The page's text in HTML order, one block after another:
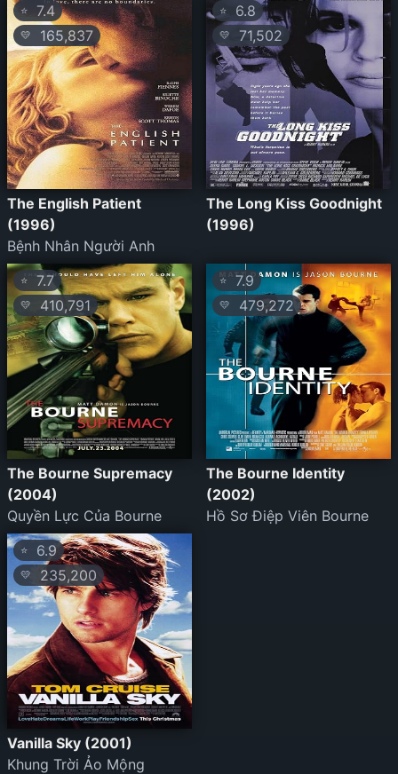
⭐ 7.4
💛 165,837
The English Patient
(1996)
Bệnh Nhân Người Anh
⭐ 6.8
💛 71,502
The Long Kiss Goodnight
(1996)
⭐ 7.7
💛 410,791
The Bourne Supremacy
(2004)
Quyền Lực Của Bourne
⭐ 7.9
💛 479,272
The Bourne Identity
(2002)
Hồ Sơ Điệp Viên Bourne
⭐ 6.9
💛 235,200
Vanilla Sky (2001)
Khung Trời Ảo Mộng